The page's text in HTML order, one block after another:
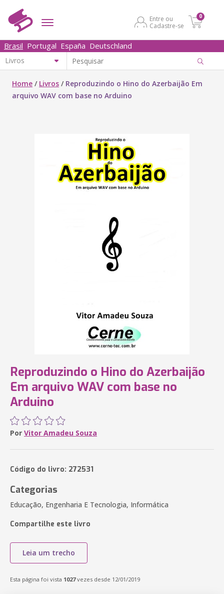
Entre ou
Cadastre-se
0
Brasil Portugal España Deutschland
Home / Livros / Reproduzindo o Hino do Azerbaijão Em
arquivo WAV com base no Arduino
Reproduzindo o Hino do Azerbaijão
Em arquivo WAV com base no
Arduino
Por Vitor Amadeu Souza
Código do livro: 272531
Categorias
Educação, Engenharia E Tecnologia, Informática
Compartilhe este livro
Leia um trecho
Esta página foi vista 1027vezes desde 12/01/2019